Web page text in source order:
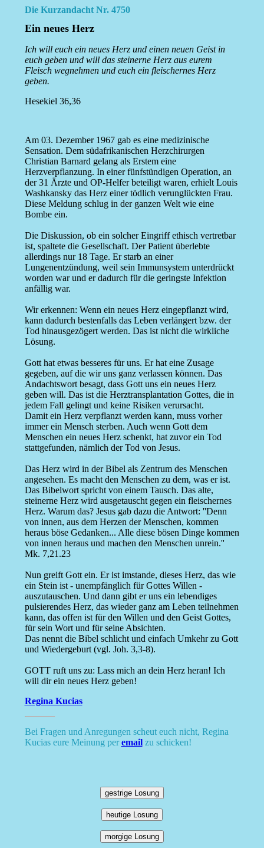
Die Kurzandacht Nr. 4750
Ein neues Herz
Ich will euch ein neues Herz und einen neuen Geist in
euch geben und will das steinerne Herz aus eurem
Fleisch wegnehmen und euch ein fleischernes Herz
geben.
Hesekiel 36,36
Am 03. Dezember 1967 gab es eine medizinische
Sensation. Dem südafrikanischen Herzchirurgen
Christian Barnard gelang als Erstem eine
Herzverpflanzung. In einer fünfstündigen Operation, an
der 31 Ärzte und OP-Helfer beteiligt waren, erhielt Louis
Washkansky das Herz einer tödlich verunglückten Frau.
Diese Meldung schlug in der ganzen Welt wie eine
Bombe ein.
Die Diskussion, ob ein solcher Eingriff ethisch vertretbar
ist, spaltete die Gesellschaft. Der Patient überlebte
allerdings nur 18 Tage. Er starb an einer
Lungenentzündung, weil sein Immunsystem unterdrückt
worden war und er dadurch für die geringste Infektion
anfällig war.
Wir erkennen: Wenn ein neues Herz eingepflanzt wird,
kann dadurch bestenfalls das Leben verlängert bzw. der
Tod hinausgezögert werden. Das ist nicht die wirkliche
Lösung.
Gott hat etwas besseres für uns. Er hat eine Zusage
gegeben, auf die wir uns ganz verlassen können. Das
Andachtswort besagt, dass Gott uns ein neues Herz
geben will. Das ist die Herztransplantation Gottes, die in
jedem Fall gelingt und keine Risiken verursacht.
Damit ein Herz verpflanzt werden kann, muss vorher
immer ein Mensch sterben. Auch wenn Gott dem
Menschen ein neues Herz schenkt, hat zuvor ein Tod
stattgefunden, nämlich der Tod von Jesus.
Das Herz wird in der Bibel als Zentrum des Menschen
angesehen. Es macht den Menschen zu dem, was er ist.
Das Bibelwort spricht von einem Tausch. Das alte,
steinerne Herz wird ausgetauscht gegen ein fleischernes
Herz. Warum das? Jesus gab dazu die Antwort: ''Denn
von innen, aus dem Herzen der Menschen, kommen
heraus böse Gedanken... Alle diese bösen Dinge kommen
von innen heraus und machen den Menschen unrein.''
Mk. 7,21.23
Nun greift Gott ein. Er ist imstande, dieses Herz, das wie
ein Stein ist - unempfänglich für Gottes Willen -
auszutauschen. Und dann gibt er uns ein lebendiges
pulsierendes Herz, das wieder ganz am Leben teilnehmen
kann, das offen ist für den Willen und den Geist Gottes,
für sein Wort und für seine Absichten.
Das nennt die Bibel schlicht und einfach Umkehr zu Gott
und Wiedergeburt (vgl. Joh. 3,3-8).
GOTT ruft uns zu: Lass mich an dein Herz heran! Ich
will dir ein neues Herz geben!
Regina Kucias
Bei Fragen und Anregungen scheut euch nicht, Regina
Kucias eure Meinung peremailzu schicken!
gestrige Losung
heutige Losung
morgige Losung